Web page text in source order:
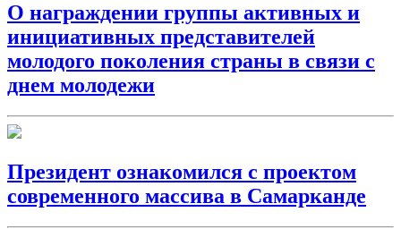
О награждении группы активных и
инициативных представителей
молодого поколения страны в связи с
днем молодежи
Президент ознакомился с проектом
современного массива в Самарканде